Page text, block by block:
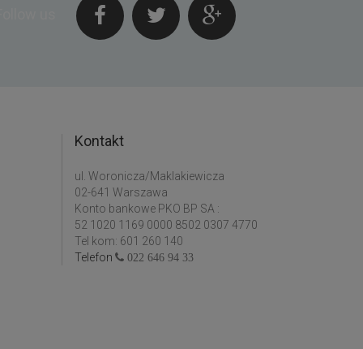
Kontakt
ul. Woronicza/Maklakiewicza
02-641 Warszawa
Konto bankowe PKO BP SA :
52 1020 1169 0000 8502 0307 4770
Tel kom: 601 260 140
Telefon
022 646 94 33